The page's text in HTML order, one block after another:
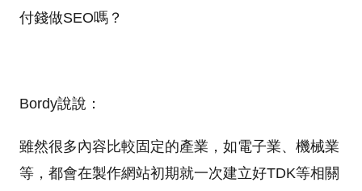
付錢做SEO嗎？
Bordy說說：
雖然很多內容比較固定的產業，如電子業、機械業
等，都會在製作網站初期就一次建立好TDK等相關